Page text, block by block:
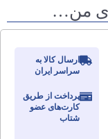
ی من…
ارسال کالا به
سراسر ایران
پرداخت از طریق
کارت‌های عضو
شتاب